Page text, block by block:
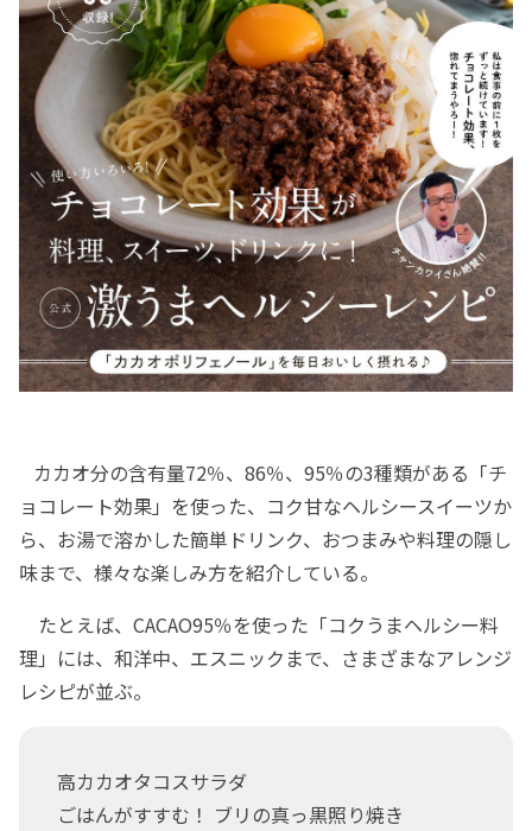
カカオ分の含有量72％、86％、95％の3種類がある「チ
ョコレート効果」を使った、コク甘なヘルシースイーツか
ら、お湯で溶かした簡単ドリンク、おつまみや料理の隠し
味まで、様々な楽しみ方を紹介している。
たとえば、CACAO95％を使った「コクうまヘルシー料
理」には、和洋中、エスニックまで、さまざまなアレンジ
レシピが並ぶ。
高カカオタコスサラダ
ごはんがすすむ！ ブリの真っ黒照り焼き